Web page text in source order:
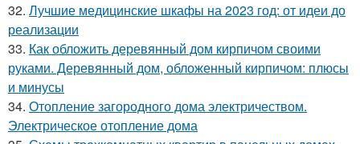
32. Лучшие медицинские шкафы на 2023 год: от идеи до
реализации
33. Как обложить деревянный дом кирпичом своими
руками. Деревянный дом, обложенный кирпичом: плюсы
и минусы
34. Отопление загородного дома электричеством.
Электрическое отопление дома